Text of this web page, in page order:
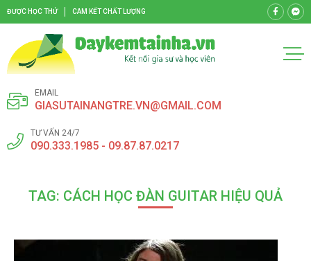
ĐƯỢC HỌC THỬ CAM KẾT CHẤT LƯỢNG
EMAIL
GIASUTAINANGTRE.VN@GMAIL.COM
TƯ VẤN 24/7
090.333.1985 - 09.87.87.0217
TAG: CÁCH HỌC ĐÀN GUITAR HIỆU QUẢ